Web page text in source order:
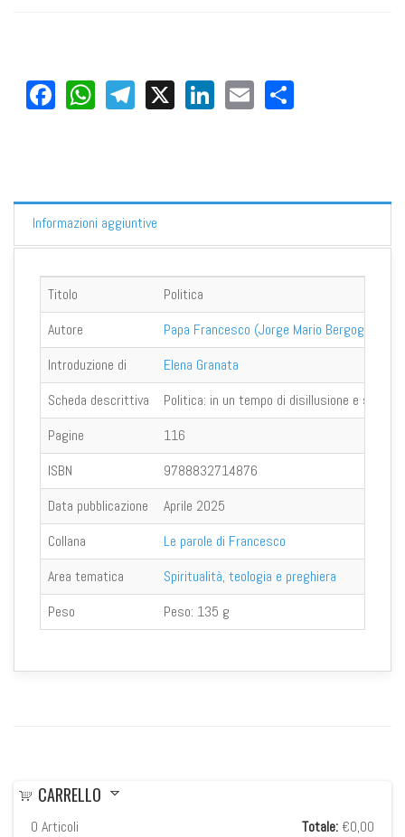
Facebook
WhatsApp
Telegram
X LinkedIn
Email
Informazioni aggiuntive
Titolo
Politica
Autore
Papa Francesco (Jorge Mario Bergoglio)
Introduzione di
Elena Granata
Scheda descrittiva
Politica: in un tempo di disillusione e
Pagine
116
ISBN
9788832714876
Data pubblicazione
Aprile 2025
Collana
Le parole di Francesco
Area tematica
Spiritualità, teologia e preghiera
Peso
Peso: 135 g
CARRELLO
0 Articoli Totale: €0,00